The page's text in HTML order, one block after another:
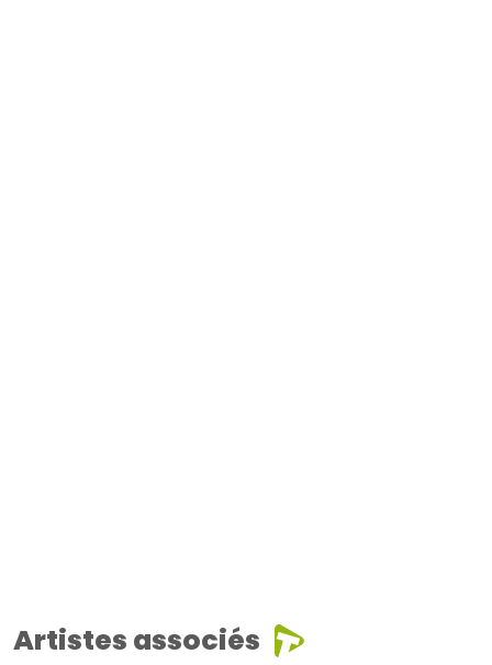
Artistes associés